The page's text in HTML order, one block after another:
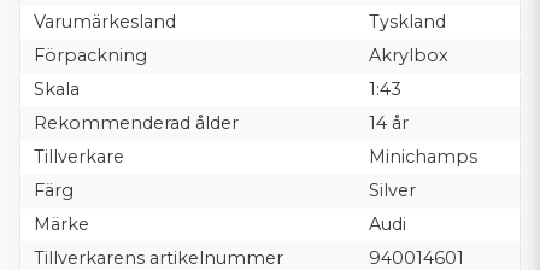
Varumärkesland
Tyskland
Förpackning
Akrylbox
Skala
1:43
Rekommenderad ålder
14 år
Tillverkare
Minichamps
Färg
Silver
Märke
Audi
Tillverkarens artikelnummer
940014601